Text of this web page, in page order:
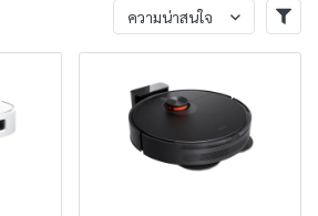
ความน่าสนใจ